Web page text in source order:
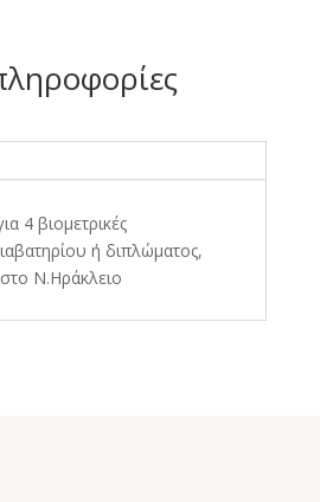
4 βιομετρικές
ή διπλώματος,
Ν.Ηράκλειο